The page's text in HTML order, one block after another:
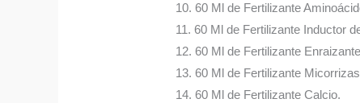
10. 60 Ml de Fertilizante
11. 60 Ml de Fertilizante Inductor
12. 60 Ml de Fertilizante
13. 60 Ml de Fertilizante Micorrizas
14. 60 Ml de Fertilizante Calcio.